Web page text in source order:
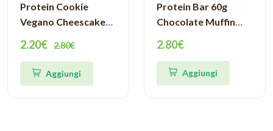
Protein Cookie
Vegano Cheescake
2.20€ 2.80€
Aggiungi
Protein Bar 60g
Chocolate Muffin
2.80€
Aggiungi